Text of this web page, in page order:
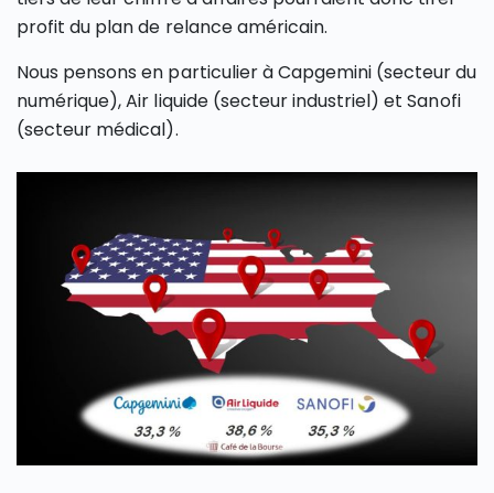
profit du plan de relance américain.
Nous pensons en particulier à Capgemini (secteur du
numérique), Air liquide (secteur industriel) et Sanofi
(secteur médical).